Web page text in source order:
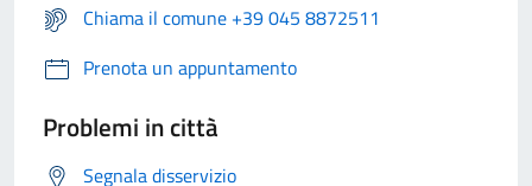
Chiama il comune +39 045 8872511
Prenota un appuntamento
Problemi in città
Segnala disservizio